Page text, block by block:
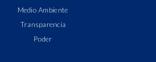
Medio Ambiente
Transparencia
Poder